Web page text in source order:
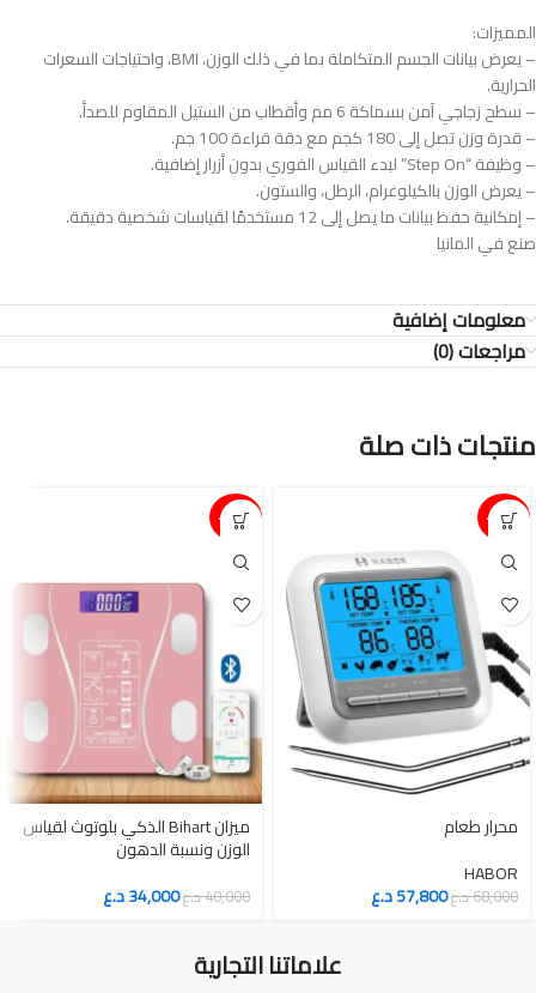
المميزات:
– يعرض بيانات الجسم المتكاملة بما في ذلك الوزن، BMI، واحتياجات السعرات
الحرارية.
– سطح زجاجي آمن بسماكة 6 مم وأقطاب من الستيل المقاوم للصدأ.
– قدرة وزن تصل إلى 180 كجم مع دقة قراءة 100 جم.
– وظيفة “Step On” لبدء القياس الفوري بدون أزرار إضافية.
– يعرض الوزن بالكيلوغرام، الرطل، والستون.
– إمكانية حفظ بيانات ما يصل إلى 12 مستخدمًا لقياسات شخصية دقيقة.
صنع في المانيا
معلومات إضافية
مراجعات (0)
منتجات ذات صلة
15%-
محرار طعام
HABOR
68,000د.ع57,800د.ع
15%-
ميزان Bihart الذكي بلوتوث لقياس
الوزن ونسبة الدهون
40,000د.ع34,000د.ع
علاماتنا التجارية